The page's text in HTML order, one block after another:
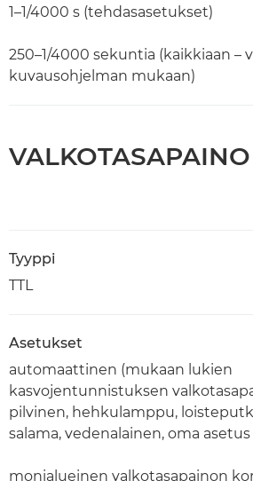
1–1/4000 s (tehdasasetukset)
250–1/4000 sekuntia (kaikkiaan –
kuvausohjelman mukaan)
VALKOTASAPAINO
Tyyppi
TTL
Asetukset
automaattinen (mukaan lukien
kasvojentunnistuksen
pilvinen, hehkulamppu,
salama, vedenalainen, oma asetus
monialueinen valkotasapainon